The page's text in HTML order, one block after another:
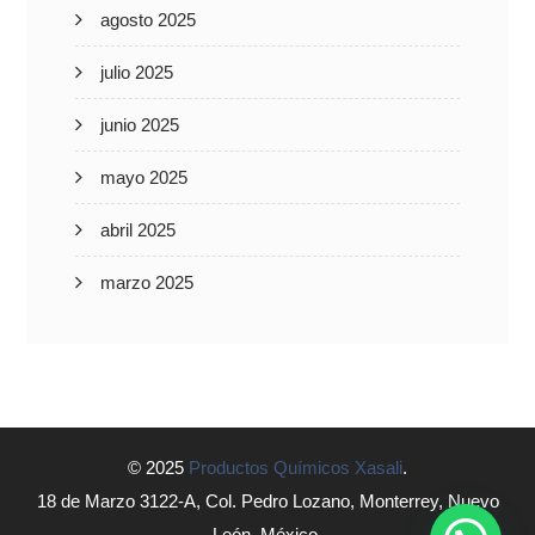
agosto 2025
julio 2025
junio 2025
mayo 2025
abril 2025
marzo 2025
© 2025 Productos Químicos Xasali.
18 de Marzo 3122-A, Col. Pedro Lozano, Monterrey, Nuevo